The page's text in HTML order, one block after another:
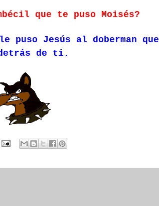
que te puso Moisés?
puso Jesús al doberman que
de ti.